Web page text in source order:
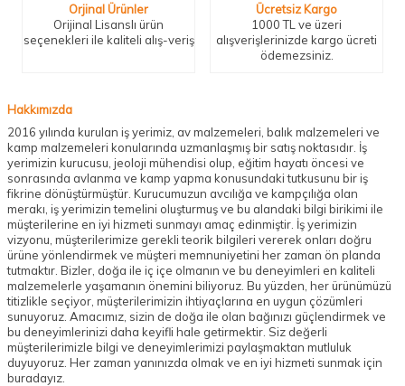
Orjinal Ürünler
Orijinal Lisanslı ürün
seçenekleri ile kaliteli alış-veriş
Ücretsiz Kargo
1000 TL ve üzeri
alışverişlerinizde kargo ücreti
ödemezsiniz.
Hakkımızda
2016 yılında kurulan iş yerimiz, av malzemeleri, balık malzemeleri ve
kamp malzemeleri konularında uzmanlaşmış bir satış noktasıdır. İş
yerimizin kurucusu, jeoloji mühendisi olup, eğitim hayatı öncesi ve
sonrasında avlanma ve kamp yapma konusundaki tutkusunu bir iş
fikrine dönüştürmüştür. Kurucumuzun avcılığa ve kampçılığa olan
merakı, iş yerimizin temelini oluşturmuş ve bu alandaki bilgi birikimi ile
müşterilerine en iyi hizmeti sunmayı amaç edinmiştir. İş yerimizin
vizyonu, müşterilerimize gerekli teorik bilgileri vererek onları doğru
ürüne yönlendirmek ve müşteri memnuniyetini her zaman ön planda
tutmaktır. Bizler, doğa ile iç içe olmanın ve bu deneyimleri en kaliteli
malzemelerle yaşamanın önemini biliyoruz. Bu yüzden, her ürünümüzü
titizlikle seçiyor, müşterilerimizin ihtiyaçlarına en uygun çözümleri
sunuyoruz. Amacımız, sizin de doğa ile olan bağınızı güçlendirmek ve
bu deneyimlerinizi daha keyifli hale getirmektir. Siz değerli
müşterilerimizle bilgi ve deneyimlerimizi paylaşmaktan mutluluk
duyuyoruz. Her zaman yanınızda olmak ve en iyi hizmeti sunmak için
buradayız.